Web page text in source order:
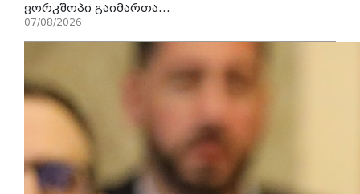
ვორკშოპი გაიმართა...
07/08/2026